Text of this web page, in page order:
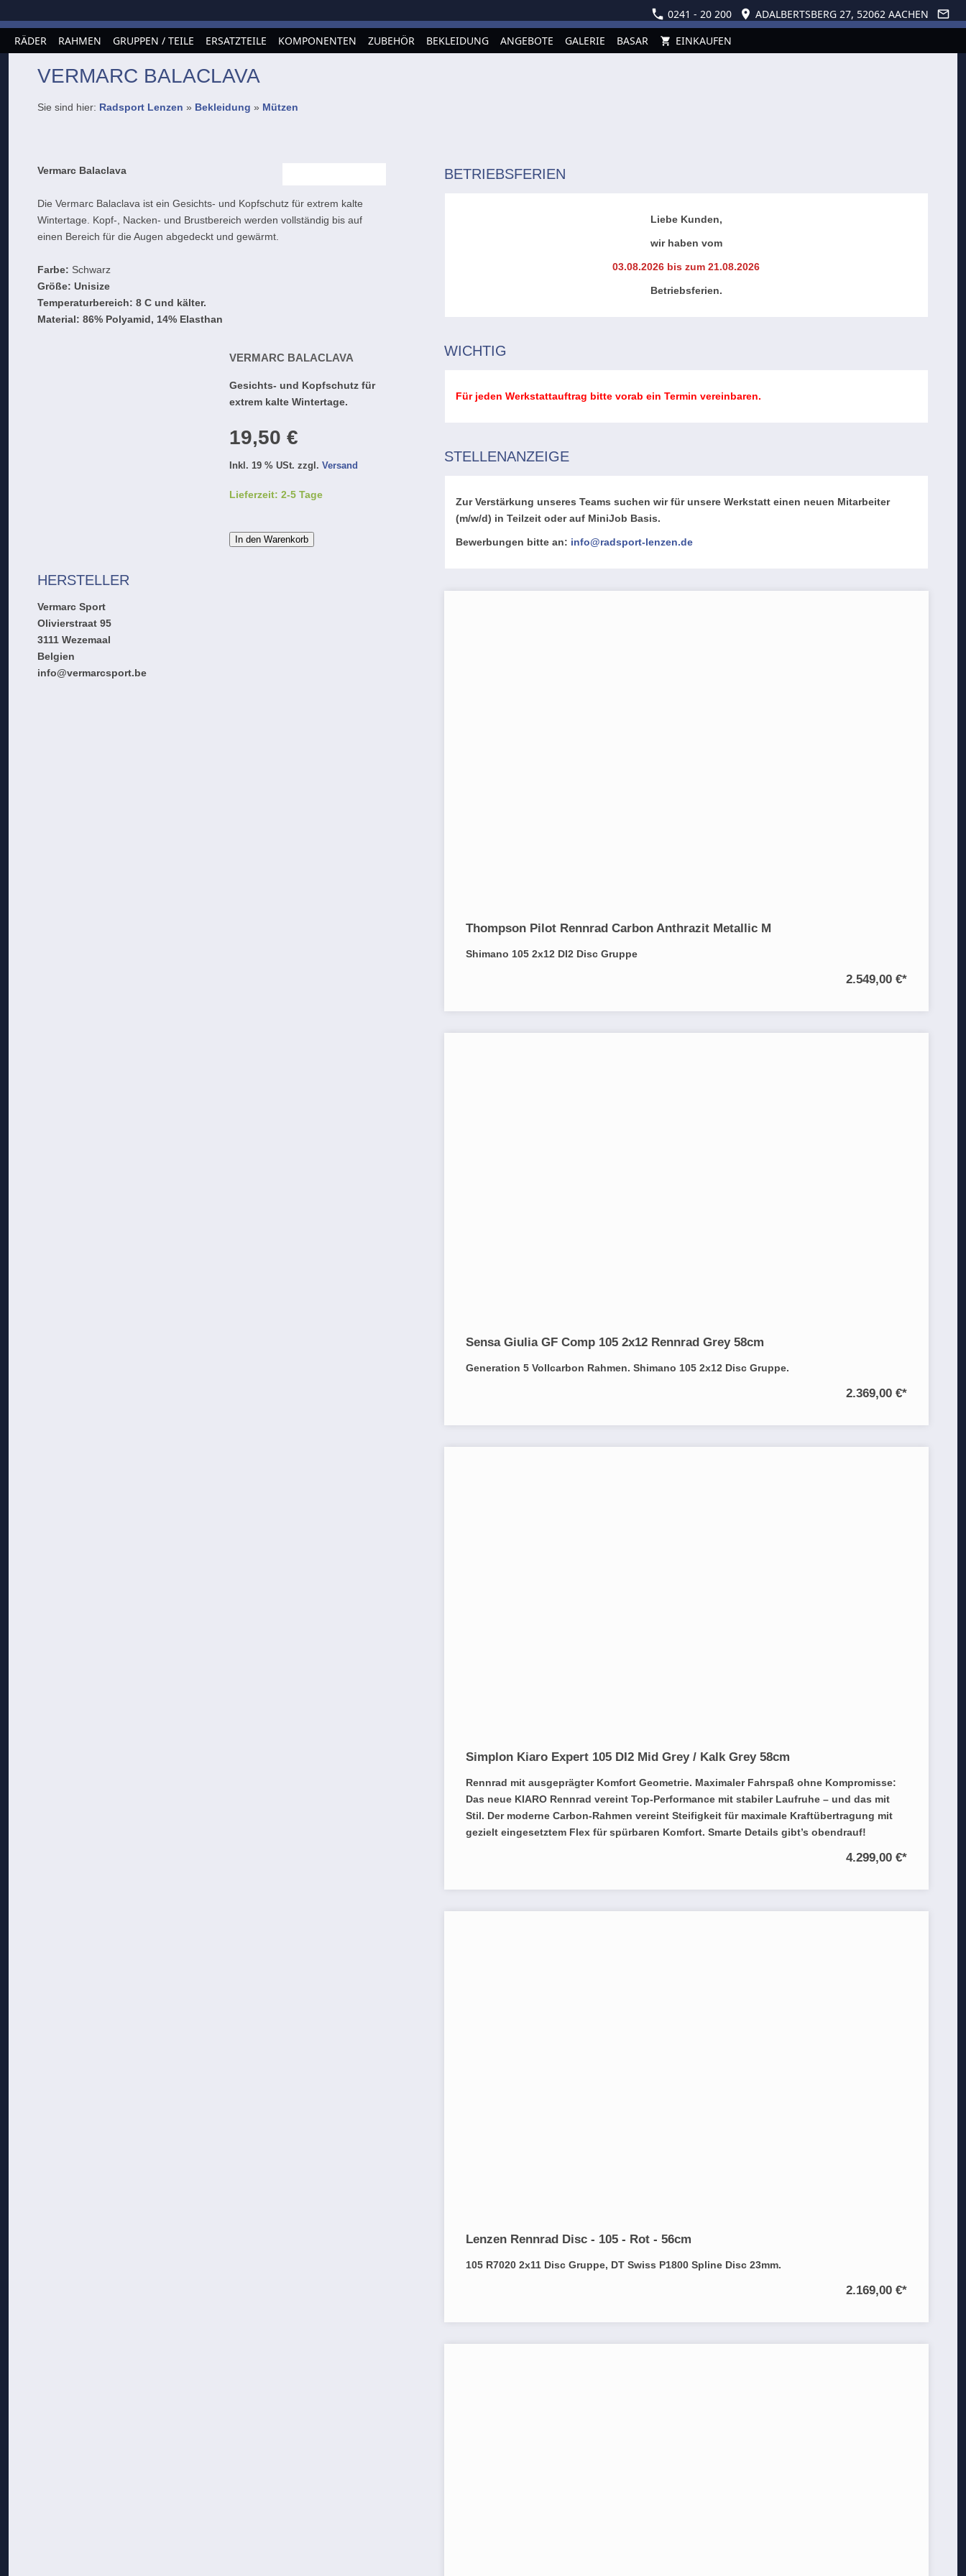
0241 - 20 200
ADALBERTSBERG 27, 52062 AACHEN
RÄDER
RAHMEN GRUPPEN / TEILE ERSATZTEILE KOMPONENTEN ZUBEHÖR BEKLEIDUNG ANGEBOTE GALERIE BASAR EINKAUFEN
VERMARC BALACLAVA
Sie sind hier: Radsport Lenzen » Bekleidung » Mützen
Vermarc Balaclava
Die Vermarc Balaclava ist ein Gesichts- und Kopfschutz für extrem kalte
Wintertage. Kopf-, Nacken- und Brustbereich werden vollständig bis auf
einen Bereich für die Augen abgedeckt und gewärmt.
Farbe: Schwarz
Größe: Unisize
Temperaturbereich: 8 C und kälter.
Material: 86% Polyamid, 14% Elasthan
VERMARC BALACLAVA
Gesichts- und Kopfschutz für
extrem kalte Wintertage.
19,50 €
Inkl. 19 % USt. zzgl.Versand
Lieferzeit: 2-5 Tage
In den Warenkorb
HERSTELLER
Vermarc Sport
Olivierstraat 95
3111 Wezemaal
Belgien
info@vermarcsport.be
BETRIEBSFERIEN
Liebe Kunden,
wir haben vom
03.08.2026 bis zum 21.08.2026
Betriebsferien.
WICHTIG
Für jeden Werkstattauftrag bitte vorab ein Termin vereinbaren.
STELLENANZEIGE
Zur Verstärkung unseres Teams suchen wir für unsere Werkstatt einen neuen Mitarbeiter
(m/w/d) in Teilzeit oder auf MiniJob Basis.
Bewerbungen bitte an: info@radsport-lenzen.de
Thompson Pilot Rennrad Carbon Anthrazit Metallic M
Shimano 105 2x12 DI2 Disc Gruppe
2.549,00 €*
Sensa Giulia GF Comp 105 2x12 Rennrad Grey 58cm
Generation 5 Vollcarbon Rahmen. Shimano 105 2x12 Disc Gruppe.
2.369,00 €*
Simplon Kiaro Expert 105 DI2 Mid Grey / Kalk Grey 58cm
Rennrad mit ausgeprägter Komfort Geometrie. Maximaler Fahrspaß ohne Kompromisse:
Das neue KIARO Rennrad vereint Top-Performance mit stabiler Laufruhe – und das mit
Stil. Der moderne Carbon-Rahmen vereint Steifigkeit für maximale Kraftübertragung mit
gezielt eingesetztem Flex für spürbaren Komfort. Smarte Details gibt’s obendrauf!
4.299,00 €*
Lenzen Rennrad Disc - 105 - Rot - 56cm
105 R7020 2x11 Disc Gruppe, DT Swiss P1800 Spline Disc 23mm.
2.169,00 €*